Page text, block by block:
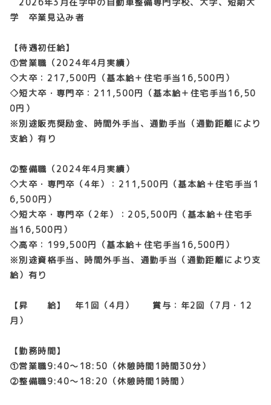
2026年3月在学中の自動車整備専門学校、大学、短期大
学 卒業見込み者
【待遇初任給】
①営業職（2024年4月実績）
◇大卒：217,500円（基本給＋住宅手当16,500円）
◇短大卒・専門卒：211,500円（基本給＋住宅手当16,50
0円）
※別途販売奨励金、時間外手当、通勤手当（通勤距離により
支給）有り
②整備職（2024年4月実績）
◇大卒・専門卒（4年）：211,500円（基本給＋住宅手当1
6,500円）
◇短大卒・専門卒（2年）：205,500円（基本給＋住宅手
当16,500円）
◇高卒：199,500円（基本給＋住宅手当16,500円）
※別途資格手当、時間外手当、通勤手当（通勤距離により支
給）有り
【昇 給】 年1回（4月） 賞与：年2回（7月・12
月）
【勤務時間】
①営業職9:40～18:50（休憩時間1時間30分）
②整備職9:40～18:20（休憩時間1時間）